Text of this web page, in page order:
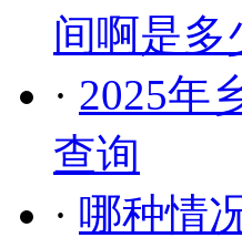
间啊是多
· 2025年
查询
· 哪种情